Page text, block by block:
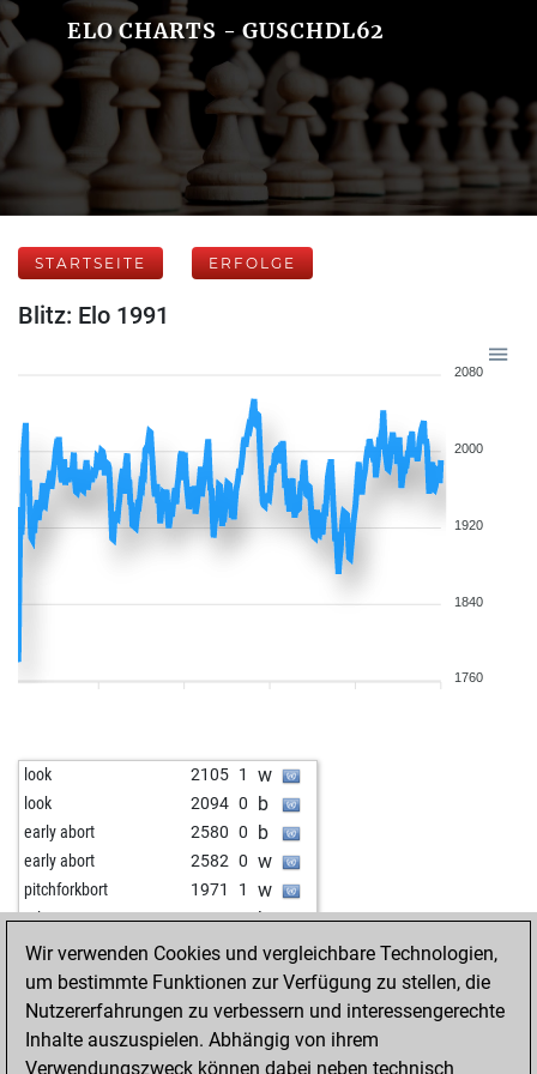
ELO CHARTS - GUSCHDL62
STARTSEITE ERFOLGE
Blitz: Elo 1991
2080
2000
1920
1840
1760
look 2105 1 w
look 2094 0 b
early abort 2580 0 b
early abort 2582 0 w
pitchforkbort 1971 1 w
telex 2035 r b
early abort 2562 0 w
milo14 1726 0 b
fmaster 1827 1 w
fmaster 1837 1 b
fmaster 1849 1 w
Wir verwenden Cookies und vergleichbare Technologien,
um bestimmte Funktionen zur Verfügung zu stellen, die
Nutzererfahrungen zu verbessern und interessengerechte
Inhalte auszuspielen. Abhängig von ihrem
Verwendungszweck können dabei neben technisch